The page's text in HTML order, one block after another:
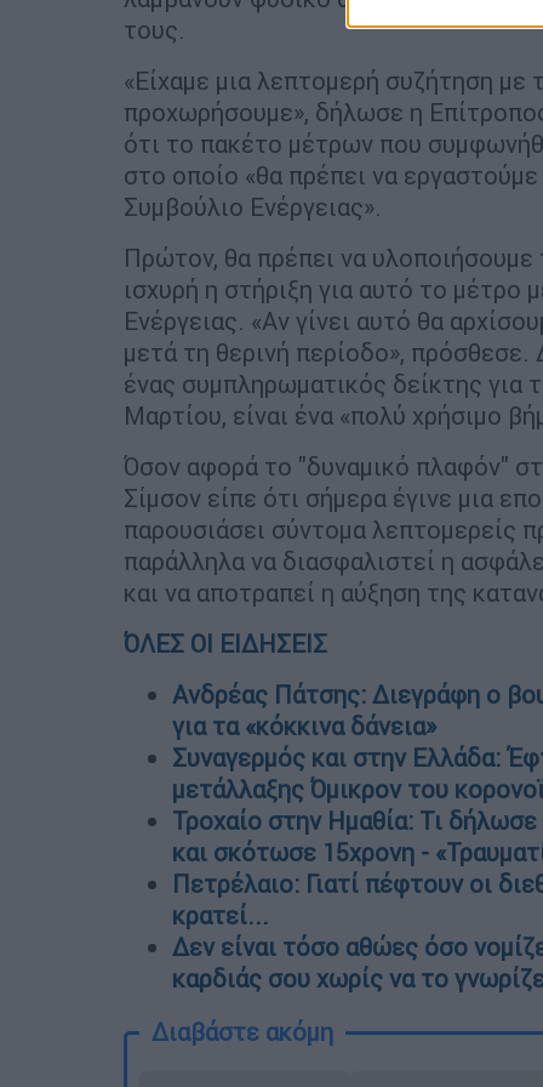
τους.
«Είχαμε μια λεπτομερή συζήτηση με
προχωρήσουμε», δήλωσε η
ότι το πακέτο μέτρων που
στο οποίο «θα πρέπει να
Συμβούλιο Ενέργειας».
Πρώτον, θα πρέπει να υλοποιήσουμε
ισχυρή η στήριξη για αυτό το
Ενέργειας. «Αν γίνει αυτό θα
μετά τη θερινή περίοδο», πρόσθεσε.
ένας συμπληρωματικός δείκτης για
Μαρτίου, είναι ένα «πολύ χρήσιμο
Όσον αφορά το "δυναμικό πλαφόν"
Σίμσον είπε ότι σήμερα έγινε μια
παρουσιάσει σύντομα λεπτομερείς
παράλληλα να διασφαλιστεί η
και να αποτραπεί η αύξηση της
ΌΛΕΣ ΟΙ ΕΙΔΗΣΕΙΣ
Ανδρέας Πάτσης: Διεγράφη ο
για τα «κόκκινα δάνεια»
Συναγερμός και στην Ελλάδα:
μετάλλαξης Όμικρον του
Τροχαίο στην Ημαθία: Τι
και σκότωσε 15χρονη -
Πετρέλαιο: Γιατί πέφτουν οι
κρατεί...
Δεν είναι τόσο αθώες όσο
καρδιάς σου χωρίς να το
Διαβάστε ακόμη